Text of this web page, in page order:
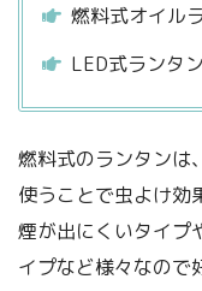
燃料式オイル
LED式ランタン
燃料式のランタンは
使うことで虫よけ効
煙が出にくいタイプ
イプなど様々なので